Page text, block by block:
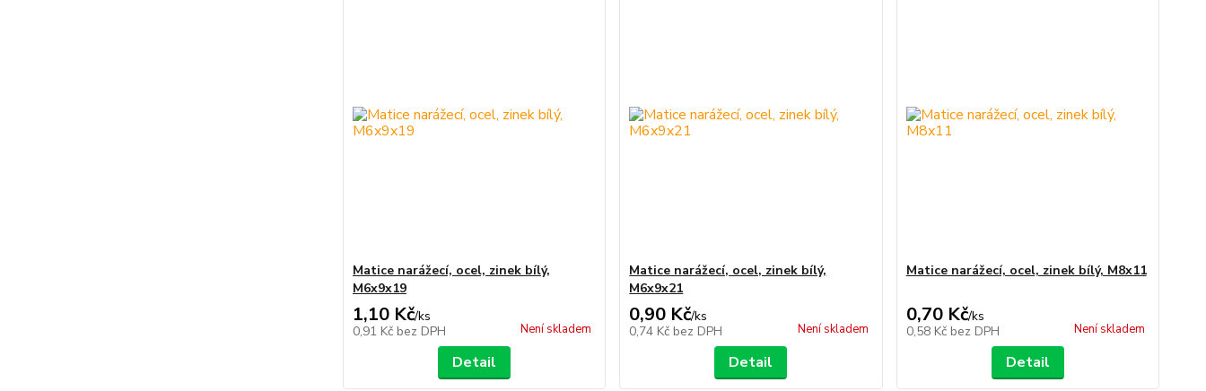
Matice narážecí, ocel, zinek bílý,
M6x9x19
1,10 Kč/ks
0,91 Kč bez DPH Není skladem
Detail
Matice narážecí, ocel, zinek bílý,
M6x9x21
0,90 Kč/ks
0,74 Kč bez DPH Není skladem
Detail
Matice narážecí, ocel, zinek bílý, M8x11
0,70 Kč/ks
0,58 Kč bez DPH Není skladem
Detail